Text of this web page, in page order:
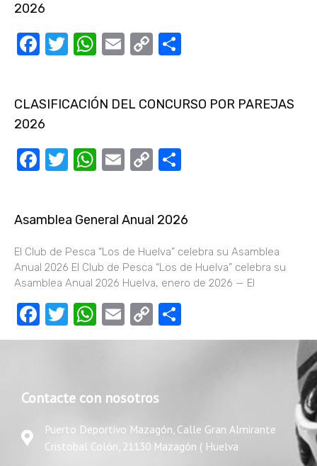
2026
Facebook
Twitter
WhatsApp
Email
Copy
CLASIFICACIÓN DEL CONCURSO POR PAREJAS
2026
Facebook
Twitter
WhatsApp
Email
Copy
Asamblea General Anual 2026
El Club de Pesca “Los de Huelva” celebra su Asamblea
Anual 2026 El Club de Pesca “Los de Huelva” celebra su
Asamblea Anual 2026 Huelva, enero de 2026 — El
Facebook
Twitter
WhatsApp
Email
Copy
Link
Contacte con nosotros
Puerto Deportivo Mazagón, Calle Gran Almirante
Cristobal Colón, 21130 Mazagón ( Huelva